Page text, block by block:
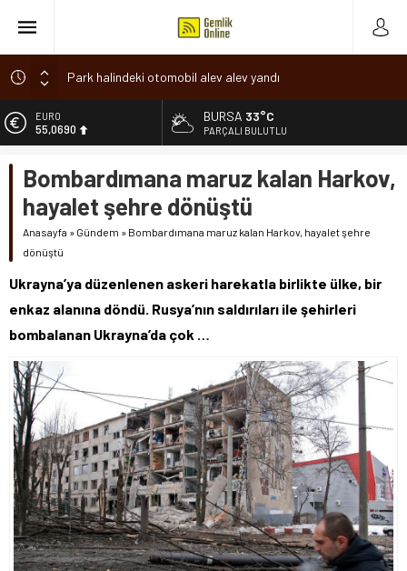
Park halindeki otomobil alev alev yandı
Osmangazi’de baharın müjdesi ‘Hıdırellez’ coşkuyla kutlandı
7 aylık hamileyken evden çıktı, sırra kadem bastı
Romanya’da Hıdırellez Coşkusu
ALTIN
6.525,39
13.788,73
DOLAR
47,5954
EURO
BURSA 33°C
PARÇALI BULUTLU
Bombardımana maruz kalan Harkov,
hayalet şehre dönüştü
Anasayfa » Gündem » Bombardımana maruz kalan Harkov, hayalet şehre
dönüştü
Ukrayna’ya düzenlenen askeri harekatla birlikte ülke, bir
enkaz alanına döndü. Rusya’nın saldırıları ile şehirleri
bombalanan Ukrayna’da çok …